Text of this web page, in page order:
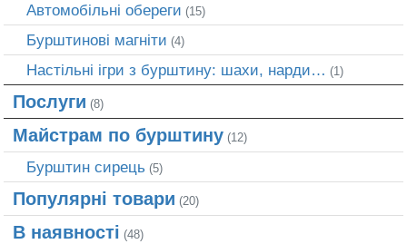
Автомобільні обереги (15)
Бурштинові магніти (4)
Настільні ігри з бурштину: шахи, нарди… (1)
Послуги (8)
Майстрам по бурштину (12)
Бурштин сирець (5)
Популярні товари (20)
В наявності (48)